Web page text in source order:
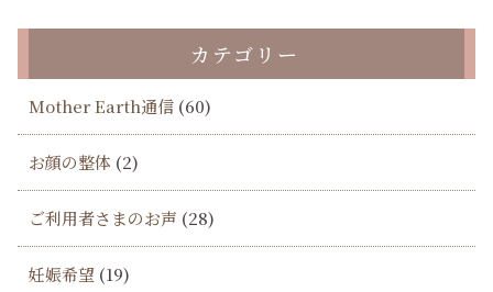
カテゴリー
Mother Earth通信 (60)
お顔の整体 (2)
ご利用者さまのお声 (28)
妊娠希望 (19)